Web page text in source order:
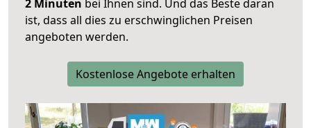
2 Minuten bei Ihnen sind. Und das Beste daran
ist, dass all dies zu erschwinglichen Preisen
angeboten werden.
Kostenlose Angebote erhalten